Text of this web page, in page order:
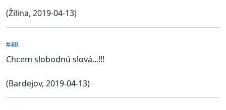
(Žilina, 2019-04-13)
#40
Chcem slobodnú slová...!!!
(Bardejov, 2019-04-13)